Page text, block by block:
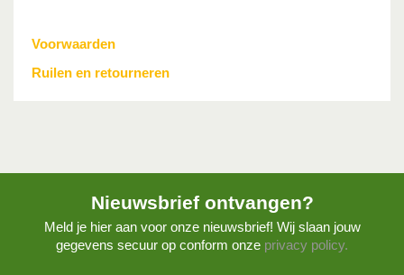
Voorwaarden
Ruilen en retourneren
Nieuwsbrief ontvangen?
Meld je hier aan voor onze nieuwsbrief! Wij slaan jouw
gegevens secuur op conform onze privacy policy.